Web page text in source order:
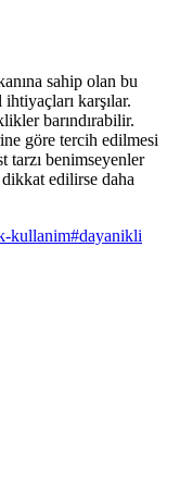
sahip olan bu
karşılar.
barındırabilir.
göre tercih edilmesi
benimseyenler
edilirse daha
kullanim#dayanikli